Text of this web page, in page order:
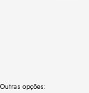
Outras opções: